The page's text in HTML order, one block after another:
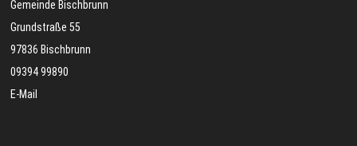
Gemeinde Bischbrunn
Grundstraße 55
97836 Bischbrunn
09394 99890
E-Mail